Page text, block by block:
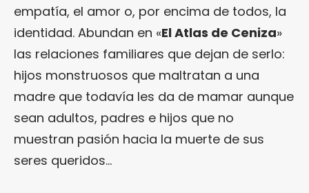
empatía, el amor o, por encima de todos, la
identidad. Abundan en «El Atlas de Ceniza»
las relaciones familiares que dejan de serlo:
hijos monstruosos que maltratan a una
madre que todavía les da de mamar aunque
sean adultos, padres e hijos que no
muestran pasión hacia la muerte de sus
seres queridos…